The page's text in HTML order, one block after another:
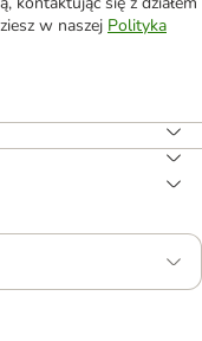
w naszej Polityka